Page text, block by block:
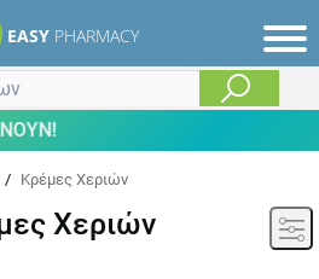
EASY PHARMACY
/ Κρέμες Χεριών
Χεριών